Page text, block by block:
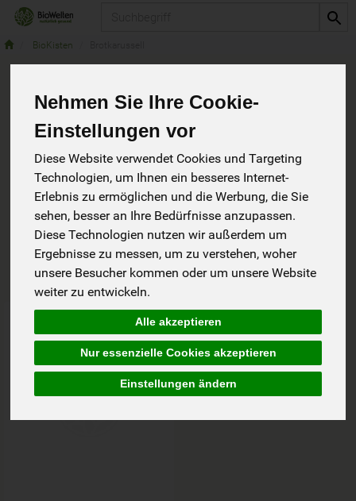
Nehmen Sie Ihre Cookie-
Einstellungen vor
Diese Website verwendet Cookies und Targeting
Technologien, um Ihnen ein besseres Internet-
Erlebnis zu ermöglichen und die Werbung, die Sie
sehen, besser an Ihre Bedürfnisse anzupassen.
Diese Technologien nutzen wir außerdem um
Ergebnisse zu messen, um zu verstehen, woher
unsere Besucher kommen oder um unsere Website
weiter zu entwickeln.
Alle akzeptieren
Nur essenzielle Cookies akzeptieren
Einstellungen ändern
BioKisten
Brotkarussell
Hersteller Allergene
Art.-Nr. 9615